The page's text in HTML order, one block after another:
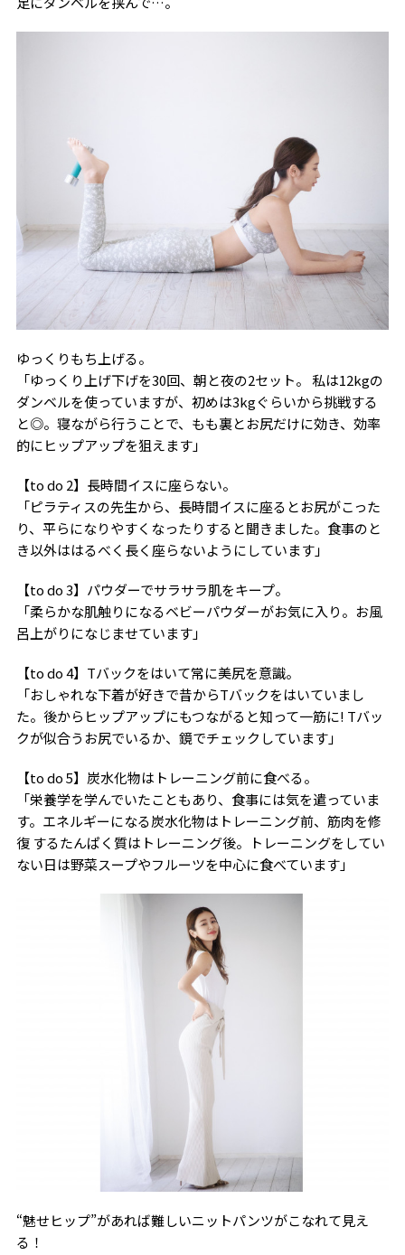
ゆっくりもち上げる。
「ゆっくり上げ下げを30回、朝と夜の2セット。 私は12kgの
ダンベルを使っていますが、初めは3kgぐらいから挑戦する
と◎。寝ながら行うことで、もも裏とお尻だけに効き、効率
的にヒップアップを狙えます」
【to do 2】長時間イスに座らない。
「ピラティスの先生から、長時間イスに座るとお尻がこった
り、平らになりやすくなったりすると聞きました。食事のと
き以外ははるべく長く座らないようにしています」
【to do 3】パウダーでサラサラ肌をキープ。
「柔らかな肌触りになるベビーパウダーがお気に入り。お風
呂上がりになじませています」
【to do 4】Tバックをはいて常に美尻を意識。
「おしゃれな下着が好きで昔からTバックをはいていまし
た。後からヒップアップにもつながると知って一筋に! Tバッ
クが似合うお尻でいるか、鏡でチェックしています」
【to do 5】炭水化物はトレーニング前に食べる。
「栄養学を学んでいたこともあり、食事には気を遣っていま
す。エネルギーになる炭水化物はトレーニング前、筋肉を修
復 するたんぱく質はトレーニング後。トレーニングをしてい
ない日は野菜スープやフルーツを中心に食べています」
“魅せヒップ”があれば難しいニットパンツがこなれて見え
る！